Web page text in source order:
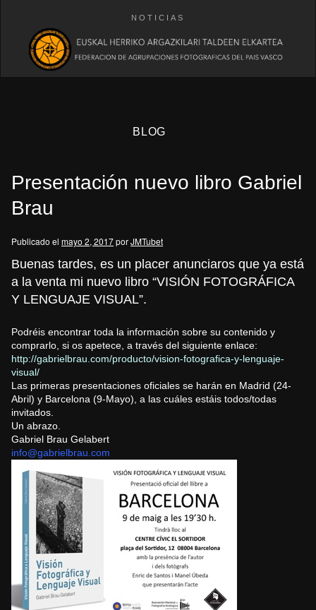
NOTICIAS
BLOG
Presentación nuevo libro Gabriel
Brau
Publicado el mayo 2, 2017porJMTubet
Buenas tardes, es un placer anunciaros que ya está
a la venta mi nuevo libro “VISIÓN FOTOGRÁFICA
Y LENGUAJE VISUAL”.
Podréis encontrar toda la información sobre su contenido y
comprarlo, si os apetece, a través del siguiente enlace:
http://gabrielbrau.com/producto/vision-fotografica-y-lenguaje-
visual/
Las primeras presentaciones oficiales se harán en Madrid (24-
Abril) y Barcelona (9-Mayo), a las cuáles estáis todos/todas
invitados.
Un abrazo.
Gabriel Brau Gelabert
info@gabrielbrau.com